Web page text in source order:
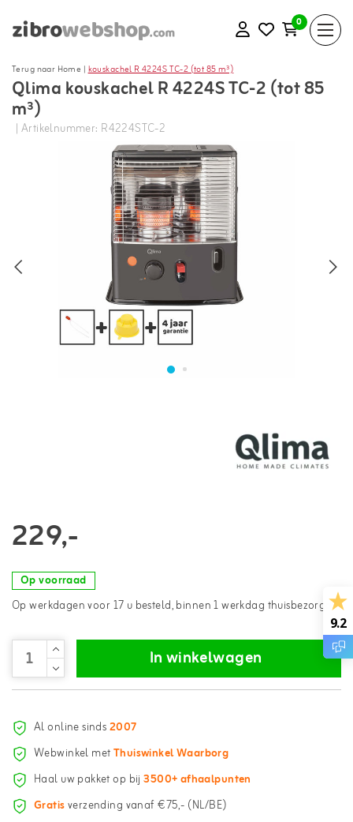
0
Terug naar Home |kouskachel R 4224S TC-2 (tot 85 m³)
Qlima kouskachel R 4224S TC-2 (tot 85
m³)
| Artikelnummer: R4224STC-2
229,-
Op voorraad
Op werkdagen voor 17 u besteld, binnen 1 werkdag thuisbezorgd*
In winkelwagen
Al online sinds2007
Webwinkel metThuiswinkel Waarborg
Haal uw pakket op bij3500+ afhaalpunten
Gratisverzending vanaf €75,- (NL/BE)
9.2